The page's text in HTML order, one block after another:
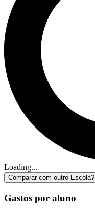
Loading...
Comparar com outro Escola?
Gastos por aluno